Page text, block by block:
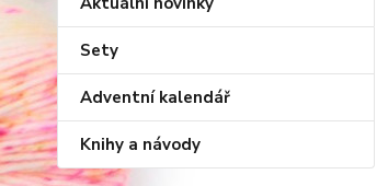
Sety
Adventní kalendář
Knihy a návody